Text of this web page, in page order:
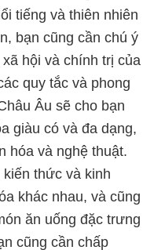
tiếng và thiên nhiên
bạn cũng cần chú ý
hội và chính trị của
quy tắc và phong
Âu sẽ cho bạn
giàu có và đa dạng,
hóa và nghệ thuật.
thức và kinh
khác nhau, và cũng
ăn uống đặc trưng
cũng cần chấp